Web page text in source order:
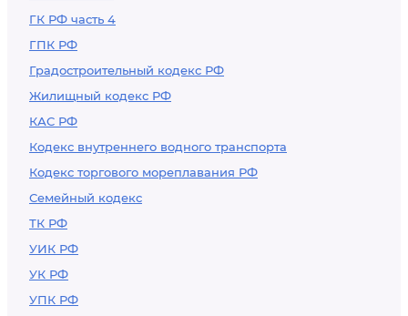
ГК РФ часть 4
ГПК РФ
Градостроительный кодекс РФ
Жилищный кодекс РФ
КАС РФ
Кодекс внутреннего водного транспорта
Кодекс торгового мореплавания РФ
Семейный кодекс
ТК РФ
УИК РФ
УК РФ
УПК РФ